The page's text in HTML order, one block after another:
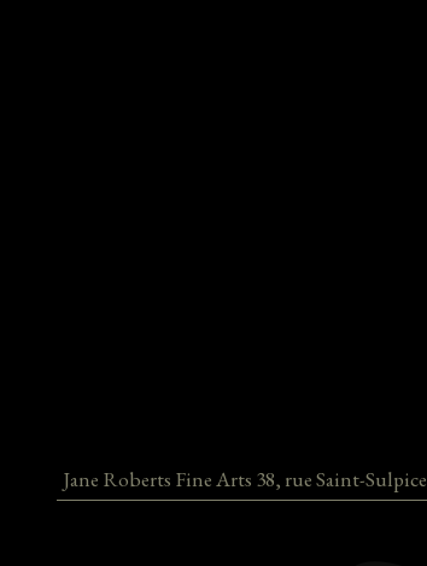
Jane Roberts Fine Arts 38, rue Saint-Sulpice